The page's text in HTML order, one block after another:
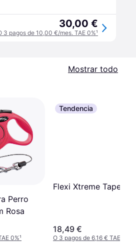
30,00 €
3 pagos de 10,00 €/mes. TAE 0%¹
Mostrar todo
Perro
Rosa
0%¹
Tendencia
Flexi Xtreme Tape S
18,49 €
O 3 pagos de 6,16 € TAE 0%